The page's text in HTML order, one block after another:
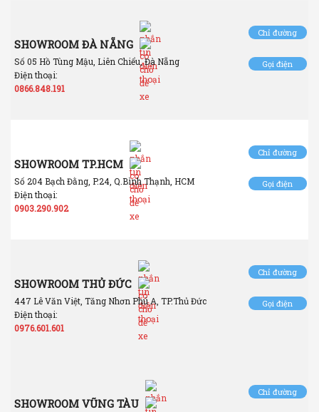
SHOWROOM ĐÀ NẴNG
Số 05 Hồ Tùng Mậu, Liên Chiểu, Đà Nẵng
Điện thoại:
0866.848.191
Chỉ đường
Gọi điện
SHOWROOM TP.HCM
Số 204 Bạch Đằng, P.24, Q.Bình Thạnh, HCM
Điện thoại:
0903.290.902
Chỉ đường
Gọi điện
SHOWROOM THỦ ĐỨC
447 Lê Văn Việt, Tăng Nhơn Phú A, TP.Thủ Đức
Điện thoại:
0976.601.601
Chỉ đường
Gọi điện
SHOWROOM VŨNG TÀU
Chỉ đường